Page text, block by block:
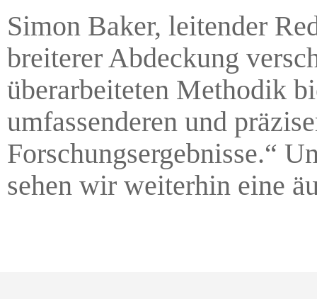
Simon Baker, leitender
breiterer Abdeckung
überarbeiteten Methodik
umfassenderen und
Forschungsergebnisse.“
sehen wir weiterhin eine